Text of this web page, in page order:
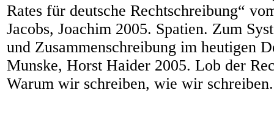
Rates für deutsche Rechtschreibung“
Jacobs, Joachim 2005. Spatien. Zum
und Zusammenschreibung im heutigen
Munske, Horst Haider 2005. Lob der
Warum wir schreiben, wie wir